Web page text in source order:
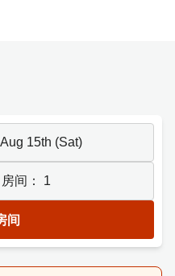
Aug 15th (Sat)
房间： 1
间